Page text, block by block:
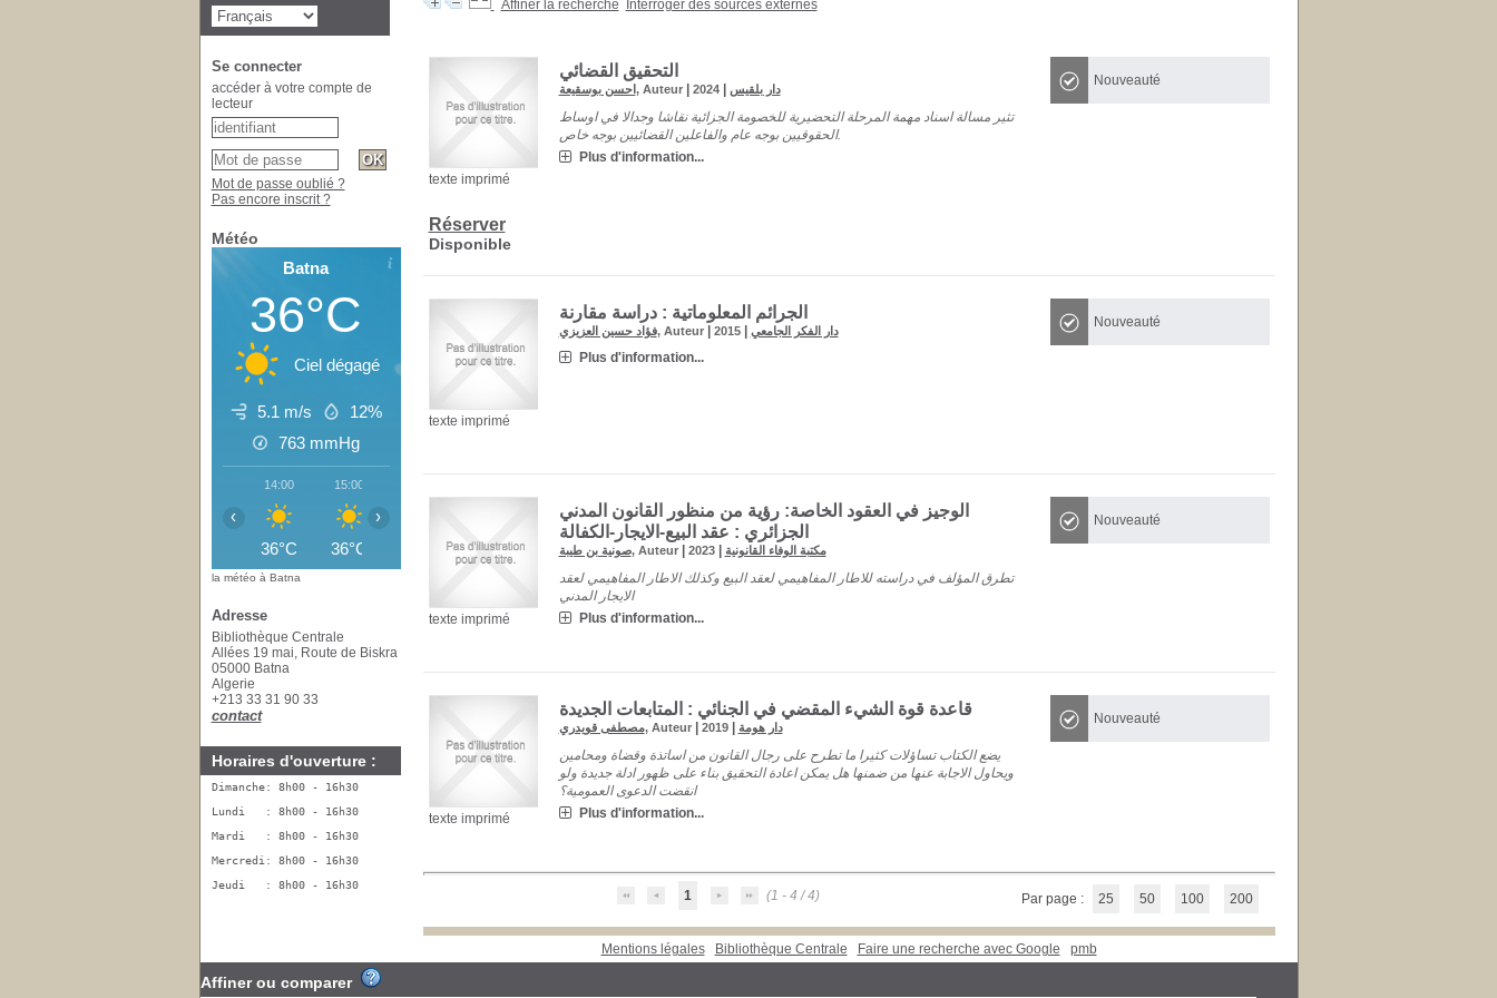
Affiner la recherche Interroger des sources externes
texte imprimé
التحقيق القضائي
احسن بوسقيعة, Auteur دار بلقيس |
2024
تثير مسالة اسناد مهمة المرحلة التحضيرية للخصومة الجزائية نقاشا وجدالا في اوساط
الحقوقيين بوجه عام والفاعلين القضائيين بوجه خاص.
Plus d'information...
Nouveauté
Réserver
Disponible
texte imprimé
الجرائم المعلوماتية : دراسة مقارنة
فؤاد حسين العزيزي, Auteur دار الفكر الجامعي |
2015
Plus d'information...
Nouveauté
texte imprimé
الوجيز في العقود الخاصة: رؤية من منظور القانون المدني
الجزائري : عقد البيع-الايجار-الكفالة
صونية بن طيبة, Auteur مكتبة الوفاء القانونية |
2023
تطرق المؤلف في دراسته للاطار المفاهيمي لعقد البيع وكذلك الاطار المفاهيمي لعقد
الايجار المدني
Plus d'information...
Nouveauté
texte imprimé
قاعدة قوة الشيء المقضي في الجنائي : المتابعات الجديدة
مصطفى قويدري, Auteur دار هومة |
2019
يضع الكتاب تساؤلات كثيرا ما تطرح على رجال القانون من اساتذة وقضاة ومحامين
ويحاول الاجابة عنها من ضمنها هل يمكن اعادة التحقيق بناء على ظهور ادلة جديدة ولو
انقضت الدعوى العمومية؟
Plus d'information...
Nouveauté
1 (1 - 4 / 4) Par page : 25 50 100 200
Mentions légales Bibliothèque Centrale Faire une recherche avec Google pmb
Se connecter
accéder à votre compte de
lecteur
Mot de passe oublié ?
Pas encore inscrit ?
Météo
Batna
36°C
Ciel dégagé
5.1 m/s
12%
763 mmHg
14:00
36°C
15:00
36°C 35°C 34°C 33°C 30°C 29°C 28°C 25°C
‹ ›
la météo à Batna
Adresse
Bibliothèque Centrale
Allées 19 mai, Route de Biskra
05000 Batna
Algerie
+213 33 31 90 33
contact
Horaires d'ouverture :
Dimanche: 8h00 - 16h30
Lundi   : 8h00 - 16h30
Mardi   : 8h00 - 16h30
Mercredi: 8h00 - 16h30
Jeudi   : 8h00 - 16h30
Affiner ou comparer